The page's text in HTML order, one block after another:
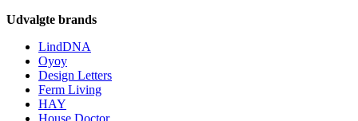
Udvalgte brands
LindDNA
Oyoy
Design Letters
Ferm Living
HAY
House Doctor